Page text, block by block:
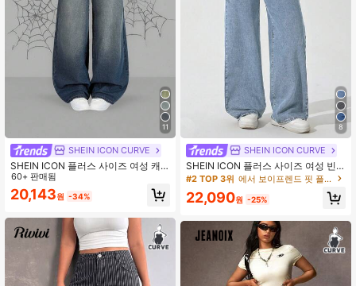
11
SHEIN ICON CURVE
SHEIN ICON 플러스 사이즈 여성 캐
주얼 버서타일 일상 착용 데님 청바지
포켓 및 버튼 포함
60+ 판매됨
20,143원 -34%
8
SHEIN ICON CURVE
SHEIN ICON 플러스 사이즈 여성 빈
티지 워싱 스트레이트 레그 청바지
#2 TOP 3위 에서 보이프렌드 핏 플러스 사이즈 데님
22,090원 -25%